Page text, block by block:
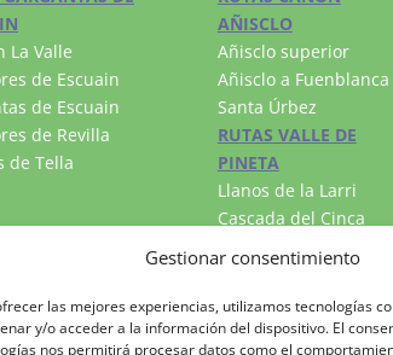
Gestionar consentimiento
las mejores experiencias, utilizamos tecnologías
y/o acceder a la información del dispositivo. El
nos permitirá procesar datos como el
La Valle
de Escuain
de Escuain
de Revilla
de Tella
AÑISCLO
Añisclo superior
Añisclo a Fuenblanca
Santa Úrbez
RUTAS VALLE DE
PINETA
Llanos de la Larri
Cascada del Cinca
Lago Marboré